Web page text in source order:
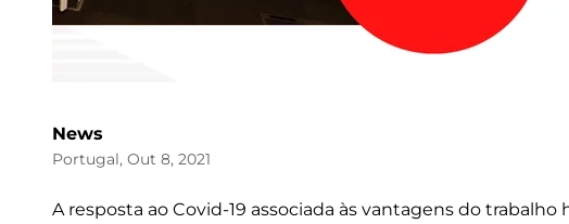
News
Portugal, Out 8, 2021
A resposta ao Covid-19 associada às vantagens do